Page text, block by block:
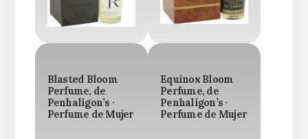
Blasted Bloom
Perfume, de
Penhaligon’s ·
Perfume de Mujer
Equinox Bloom
Perfume, de
Penhaligon’s ·
Perfume de Mujer